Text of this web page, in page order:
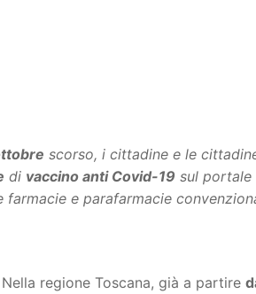
scorso, i cittadine e le
di vaccino anti Covid-19 sul portale
e parafarmacie
Nella regione Toscana, già a partire